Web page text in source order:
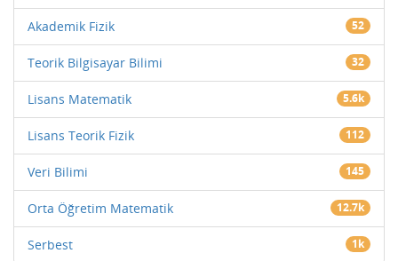
Akademik Fizik 52
Teorik Bilgisayar Bilimi 32
Lisans Matematik 5.6k
Lisans Teorik Fizik 112
Veri Bilimi 145
Orta Öğretim Matematik 12.7k
Serbest 1k